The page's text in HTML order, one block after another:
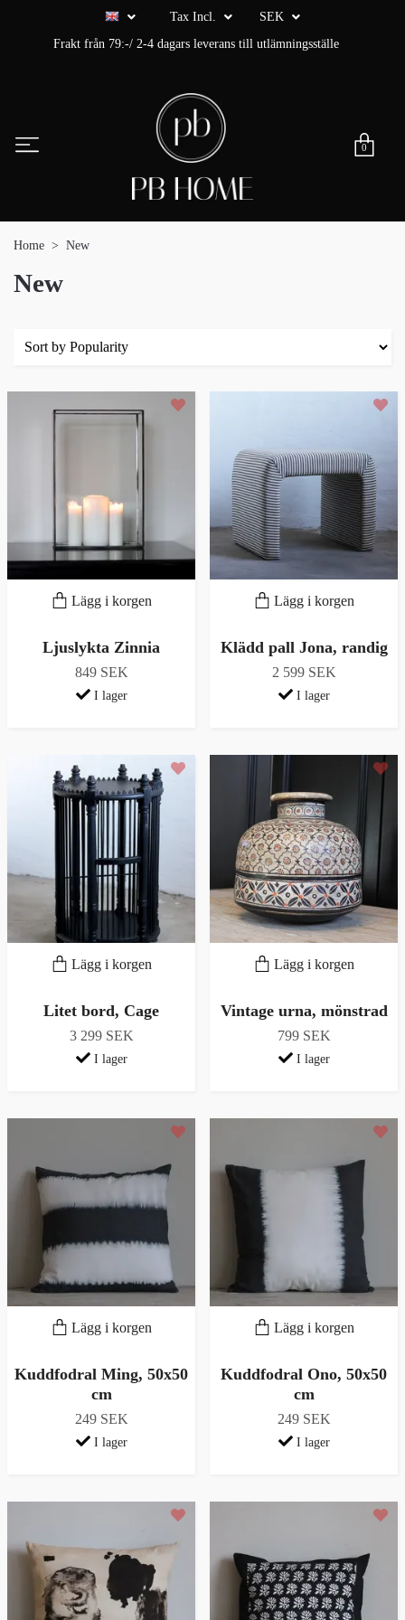
Tax Incl.
SEK
Frakt från 79:-/ 2-4 dagars leverans till utlämningsställe
0
Home New
New
Lägg i korgen
Ljuslykta Zinnia
849 SEK
I lager
Lägg i korgen
Klädd pall Jona, randig
2 599 SEK
I lager
Lägg i korgen
Litet bord, Cage
3 299 SEK
I lager
Lägg i korgen
Vintage urna, mönstrad
799 SEK
I lager
Lägg i korgen
Kuddfodral Ming, 50x50
cm
249 SEK
I lager
Lägg i korgen
Kuddfodral Ono, 50x50
cm
249 SEK
I lager